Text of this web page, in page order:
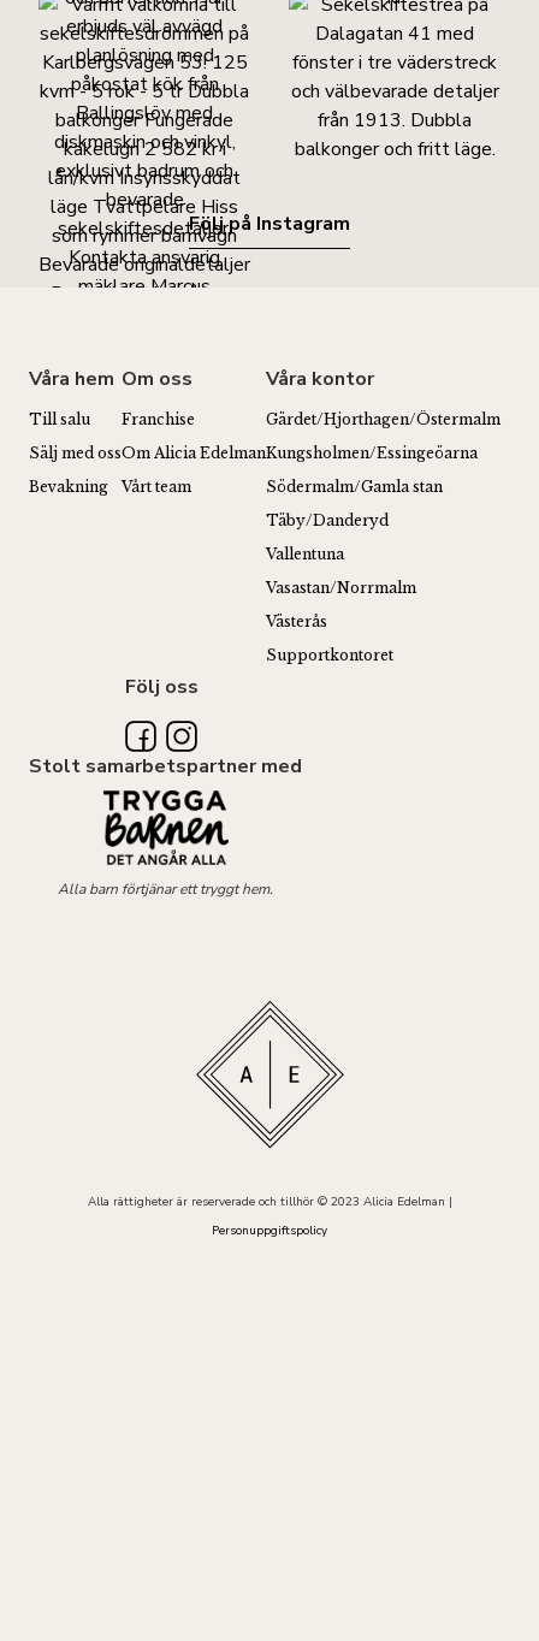
Följ på Instagram
Våra hem
Till salu
Sälj med oss
Bevakning
Om oss
Franchise
Om Alicia Edelman
Vårt team
Våra kontor
Gärdet/Hjorthagen/Östermalm
Kungsholmen/Essingeöarna
Södermalm/Gamla stan
Täby/Danderyd
Vallentuna
Vasastan/Norrmalm
Västerås
Supportkontoret
Följ oss
Stolt samarbetspartner med
Alla barn förtjänar ett tryggt hem.
Alla rättigheter är reserverade och tillhör © 2023 Alicia Edelman |
Personuppgiftspolicy